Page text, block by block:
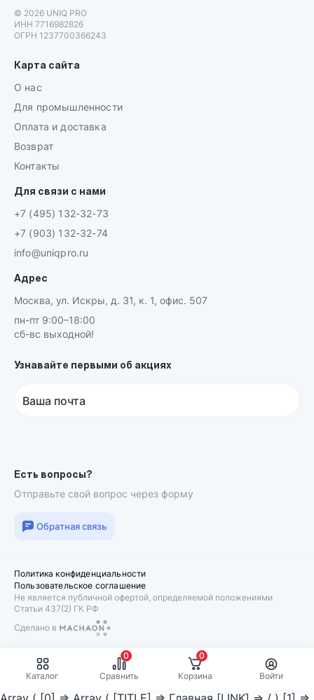
© 2026 UNIQ PRO
ИНН 7716982826
ОГРН 1237700366243
Карта сайта
О нас
Для промышленности
Оплата и доставка
Возврат
Контакты
Для связи с нами
+7 (495) 132-32-73
+7 (903) 132-32-74
info@uniqpro.ru
Адрес
Москва, ул. Искры, д. 31, к. 1, офис. 507
пн-пт 9:00–18:00
сб-вс выходной!
Узнавайте первыми об акциях
Ваша почта
Есть вопросы?
Отправьте свой вопрос через форму
Обратная связь
Политика конфиденциальности
Пользовательское соглашение
Не является публичной офертой, определяемой положениями
Статьи 437(2) ГК РФ
Сделано в
Machaon
Каталог
0
Сравнить
0
Корзина
Войти